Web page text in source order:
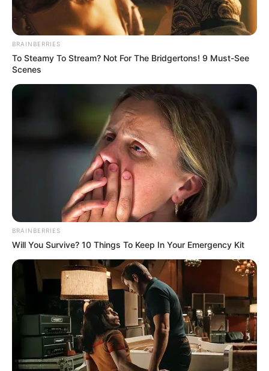
BRAINBERRIES
To Steamy To Stream? Not For The Bridgertons! 9 Must-See
Scenes
BRAINBERRIES
Will You Survive? 10 Things To Keep In Your Emergency Kit